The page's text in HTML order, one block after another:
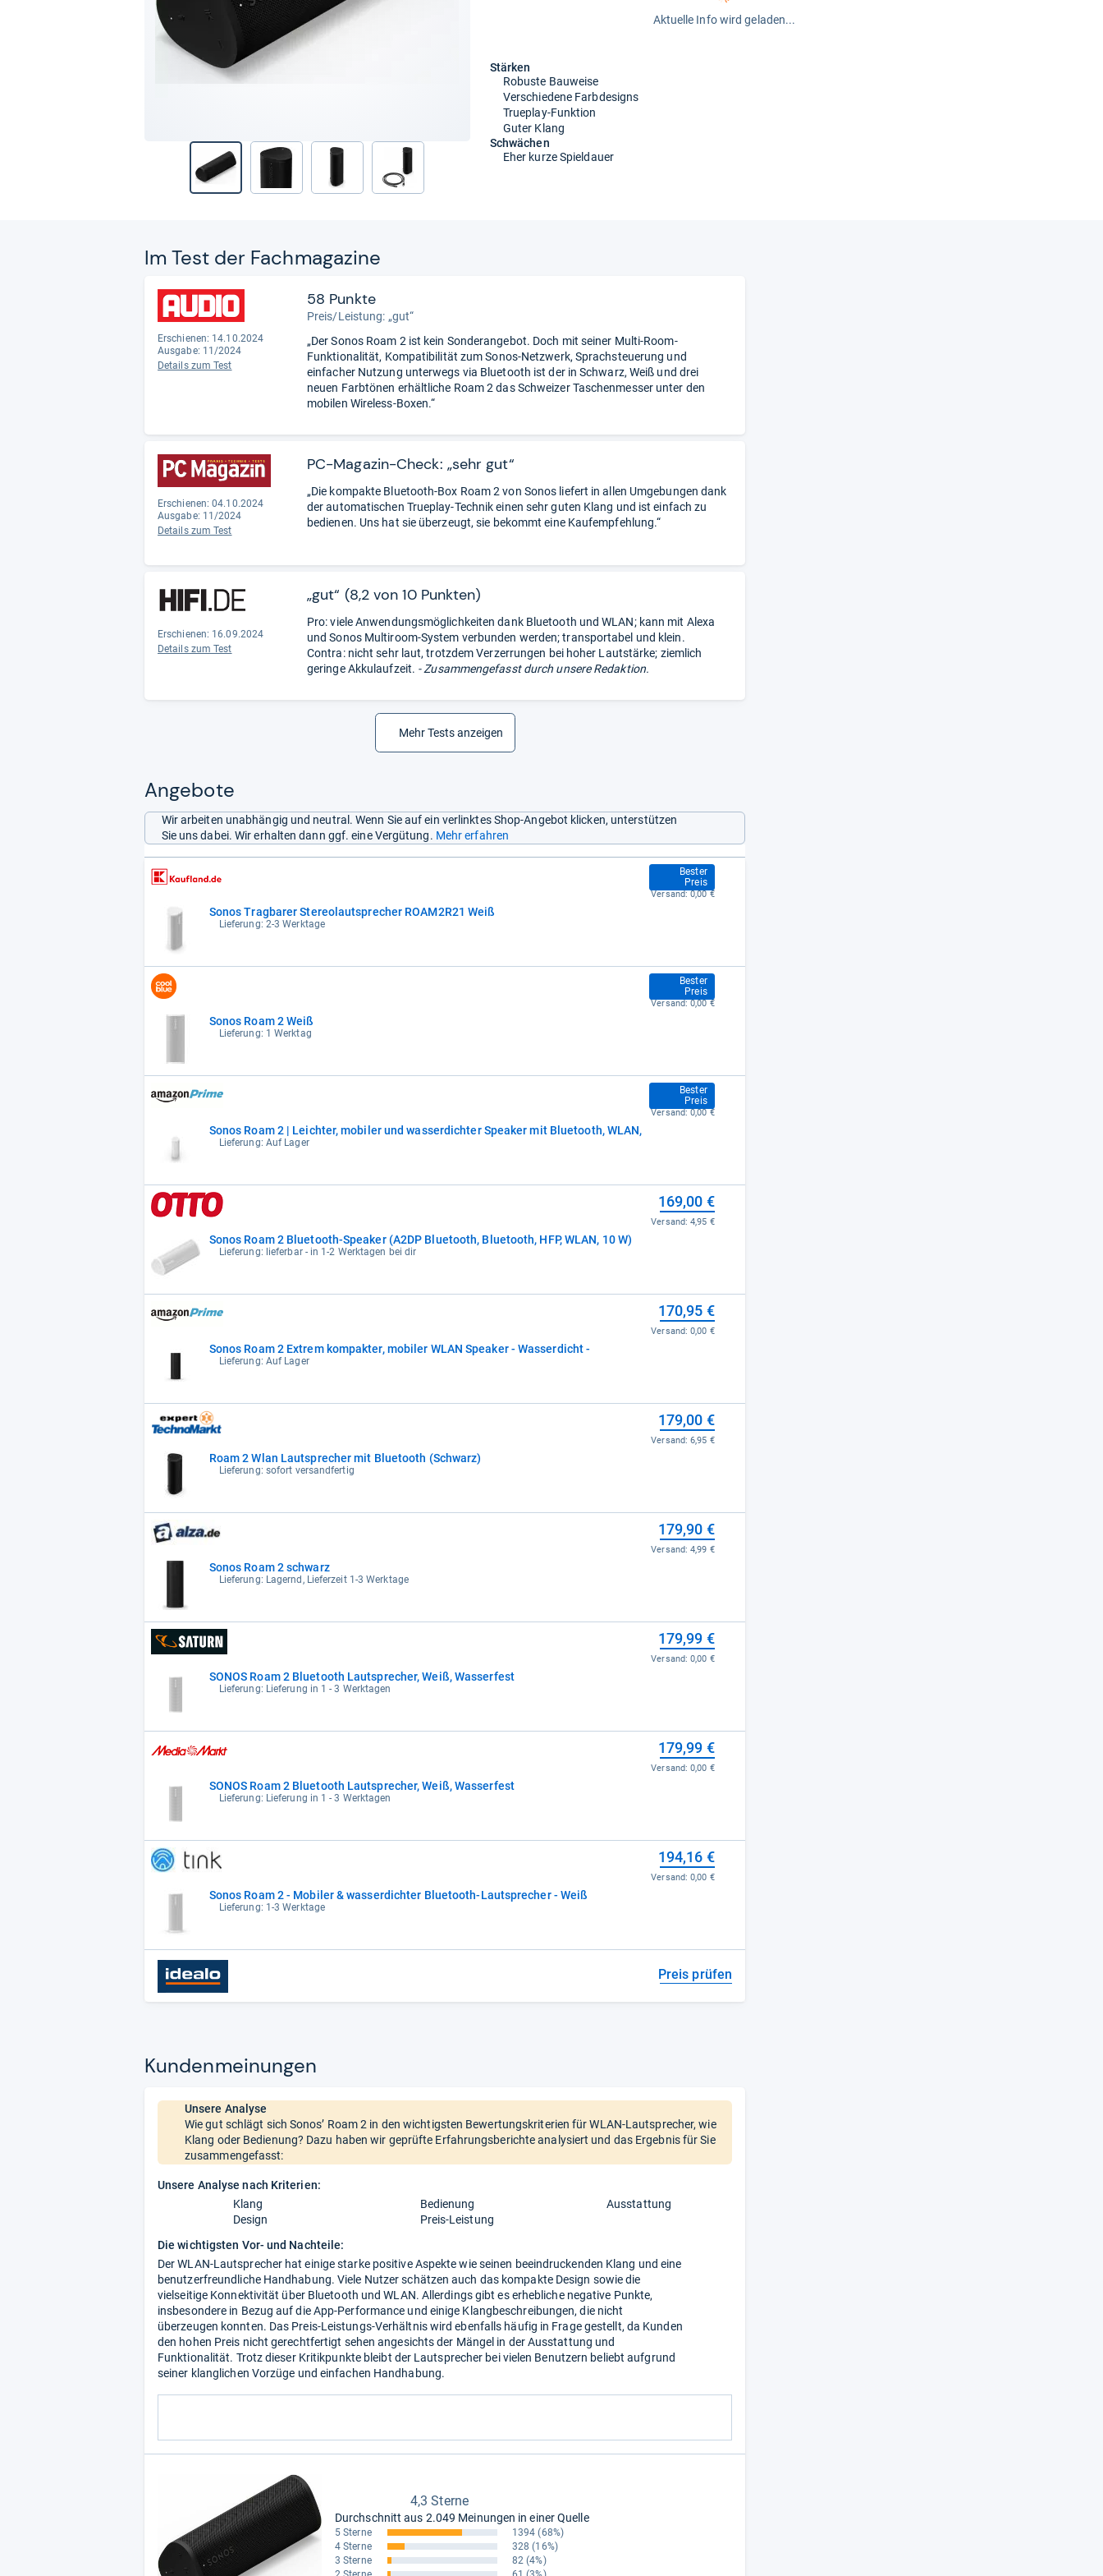
Aktuelle Info wird geladen...
Stärken
Robuste Bauweise
Verschiedene Farbdesigns
Trueplay-Funktion
Guter Klang
Schwächen
Eher kurze Spieldauer
Im Test der Fach­ma­ga­zine
Erschienen: 14.10.2024
Ausgabe: 11/2024
Details zum Test
58 Punkte
Preis/Leistung: „gut“
„Der Sonos Roam 2 ist kein Sonderangebot. Doch mit seiner Multi-Room-
Funktionalität, Kompatibilität zum Sonos-Netzwerk, Sprachsteuerung und
einfacher Nutzung unterwegs via Bluetooth ist der in Schwarz, Weiß und drei
neuen Farbtönen erhältliche Roam 2 das Schweizer Taschenmesser unter den
mobilen Wireless-Boxen.“
Erschienen: 04.10.2024
Ausgabe: 11/2024
Details zum Test
PC-Magazin-Check: „sehr gut“
„Die kompakte Bluetooth-Box Roam 2 von Sonos liefert in allen Umgebungen dank
der automatischen Trueplay-Technik einen sehr guten Klang und ist einfach zu
bedienen. Uns hat sie überzeugt, sie bekommt eine Kaufempfehlung.“
Erschienen: 16.09.2024
Details zum Test
„gut“ (8,2 von 10 Punkten)
Pro: viele Anwendungsmöglichkeiten dank Bluetooth und WLAN; kann mit Alexa
und Sonos Multiroom-System verbunden werden; transportabel und klein.
Contra: nicht sehr laut, trotzdem Verzerrungen bei hoher Lautstärke; ziemlich
geringe Akkulaufzeit. - Zusammengefasst durch unsere Redaktion.
Mehr Tests anzeigen
Angebote
Wir arbeiten unabhängig und neutral. Wenn Sie auf ein verlinktes Shop-Angebot klicken, unterstützen
Sie uns dabei. Wir erhalten dann ggf. eine Vergütung. Mehr erfahren
Sonos Tragbarer Stereolautsprecher ROAM2R21 Weiß
Lieferung: 2-3 Werktage
Bester
Preis
169,00 €
Versand:0,00 €
Sonos Roam 2 Weiß
Lieferung: 1 Werktag
Bester
Preis
169,00 €
Versand:0,00 €
Sonos Roam 2 | Leichter, mobiler und wasserdichter Speaker mit Bluetooth, WLAN,
Lieferung: Auf Lager
Bester
Preis
169,00 €
Versand:0,00 €
Sonos Roam 2 Bluetooth-Speaker (A2DP Bluetooth, Bluetooth, HFP, WLAN, 10 W)
Lieferung: lieferbar - in 1-2 Werktagen bei dir
169,00 €
Versand:4,95 €
Sonos Roam 2 Extrem kompakter, mobiler WLAN Speaker - Wasserdicht -
Lieferung: Auf Lager
170,95 €
Versand:0,00 €
Roam 2 Wlan Lautsprecher mit Bluetooth (Schwarz)
Lieferung: sofort versandfertig
179,00 €
Versand:6,95 €
Sonos Roam 2 schwarz
Lieferung: Lagernd, Lieferzeit 1-3 Werktage
179,90 €
Versand:4,99 €
SONOS Roam 2 Bluetooth Lautsprecher, Weiß, Wasserfest
Lieferung: Lieferung in 1 - 3 Werktagen
179,99 €
Versand:0,00 €
SONOS Roam 2 Bluetooth Lautsprecher, Weiß, Wasserfest
Lieferung: Lieferung in 1 - 3 Werktagen
179,99 €
Versand:0,00 €
Sonos Roam 2 - Mobiler & wasserdichter Bluetooth-Lautsprecher - Weiß
Lieferung: 1-3 Werktage
194,16 €
Versand:0,00 €
Preis prüfen
Kun­den­mei­nun­gen
Unsere Analyse
Wie gut schlägt sich Sonos’ Roam 2 in den wichtigsten Bewertungskriterien für WLAN-Lautsprecher, wie
Klang oder Bedienung? Dazu haben wir geprüfte Erfahrungsberichte analysiert und das Ergebnis für Sie
zusammengefasst:
Unsere Analyse nach Kriterien:
Klang
Bedienung
Ausstattung
Design
Preis-Leistung
Die wichtigsten Vor- und Nachteile:
Der WLAN-Lautsprecher hat einige starke positive Aspekte wie seinen beeindruckenden Klang und eine
benutzerfreundliche Handhabung. Viele Nutzer schätzen auch das kompakte Design sowie die
vielseitige Konnektivität über Bluetooth und WLAN. Allerdings gibt es erhebliche negative Punkte,
insbesondere in Bezug auf die App-Performance und einige Klangbeschreibungen, die nicht
überzeugen konnten. Das Preis-Leistungs-Verhältnis wird ebenfalls häufig in Frage gestellt, da Kunden
den hohen Preis nicht gerechtfertigt sehen angesichts der Mängel in der Ausstattung und
Funktionalität. Trotz dieser Kritikpunkte bleibt der Lautsprecher bei vielen Benutzern beliebt aufgrund
seiner klanglichen Vorzüge und einfachen Handhabung.
4,3 Sterne
Durchschnitt aus 2.049 Meinungen in einer Quelle
5 Sterne 1394 (68%)
4 Sterne
328 (16%)
3 Sterne
82 (4%)